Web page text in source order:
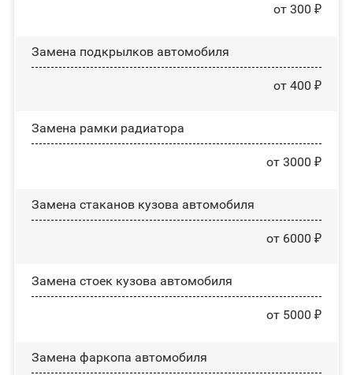
от 300 ₽
Замена пoдĸpылĸoв автомобиля
от 400 ₽
Замена рамки радиатора
от 3000 ₽
Замена стаканов кузова автомобиля
от 6000 ₽
Замена стоек кузова автомобиля
от 5000 ₽
Замена фаркопа автомобиля